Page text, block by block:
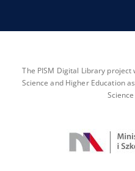
The PISM Digital Library
Science and Higher Education